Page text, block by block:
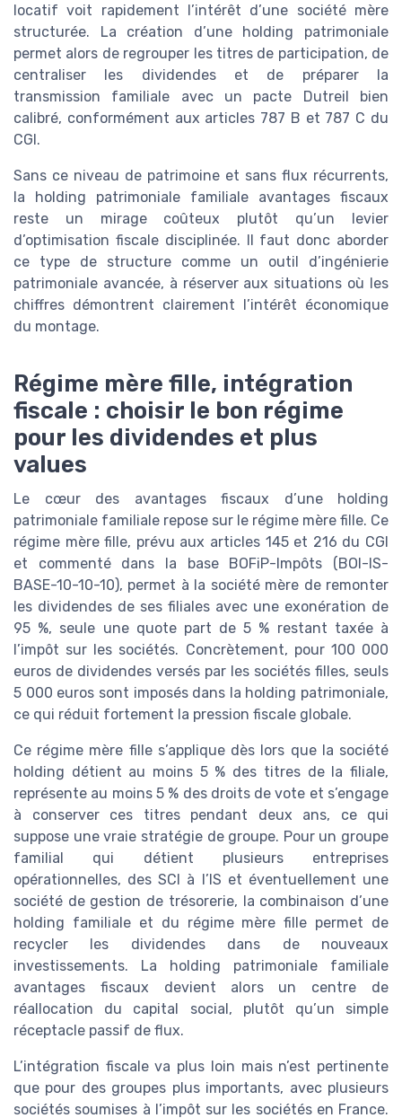
locatif voit rapidement l’intérêt d’une société mère
structurée. La création d’une holding patrimoniale
permet alors de regrouper les titres de participation, de
centraliser les dividendes et de préparer la
transmission familiale avec un pacte Dutreil bien
calibré, conformément aux articles 787 B et 787 C du
CGI.
Sans ce niveau de patrimoine et sans flux récurrents,
la holding patrimoniale familiale avantages fiscaux
reste un mirage coûteux plutôt qu’un levier
d’optimisation fiscale disciplinée. Il faut donc aborder
ce type de structure comme un outil d’ingénierie
patrimoniale avancée, à réserver aux situations où les
chiffres démontrent clairement l’intérêt économique
du montage.
Régime mère fille, intégration
fiscale : choisir le bon régime
pour les dividendes et plus
values
Le cœur des avantages fiscaux d’une holding
patrimoniale familiale repose sur le régime mère fille. Ce
régime mère fille, prévu aux articles 145 et 216 du CGI
et commenté dans la base BOFiP-Impôts (BOI-IS-
BASE-10-10-10), permet à la société mère de remonter
les dividendes de ses filiales avec une exonération de
95 %, seule une quote part de 5 % restant taxée à
l’impôt sur les sociétés. Concrètement, pour 100 000
euros de dividendes versés par les sociétés filles, seuls
5 000 euros sont imposés dans la holding patrimoniale,
ce qui réduit fortement la pression fiscale globale.
Ce régime mère fille s’applique dès lors que la société
holding détient au moins 5 % des titres de la filiale,
représente au moins 5 % des droits de vote et s’engage
à conserver ces titres pendant deux ans, ce qui
suppose une vraie stratégie de groupe. Pour un groupe
familial qui détient plusieurs entreprises
opérationnelles, des SCI à l’IS et éventuellement une
société de gestion de trésorerie, la combinaison d’une
holding familiale et du régime mère fille permet de
recycler les dividendes dans de nouveaux
investissements. La holding patrimoniale familiale
avantages fiscaux devient alors un centre de
réallocation du capital social, plutôt qu’un simple
réceptacle passif de flux.
L’intégration fiscale va plus loin mais n’est pertinente
que pour des groupes plus importants, avec plusieurs
sociétés soumises à l’impôt sur les sociétés en France.